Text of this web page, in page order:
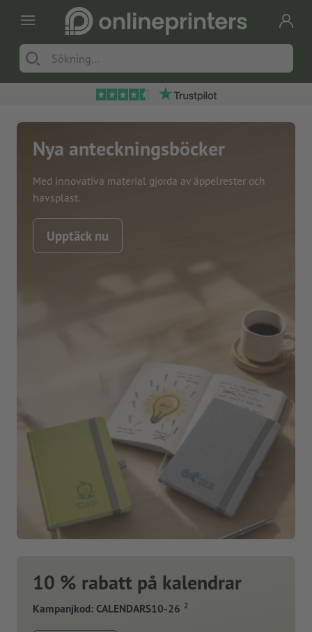
Nya anteckningsböcker
Med innovativa material gjorda av äppelrester och
havsplast.
Upptäck nu
10 % rabatt på kalendrar
Kampanjkod: CALENDARS10-26 2